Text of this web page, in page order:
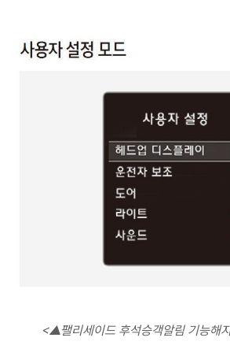
<▲팰리세이드 후석승객알림 기능해